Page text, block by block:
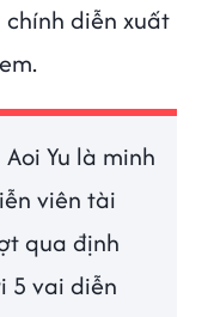
diễn xuất
Yu là minh
viên tài
qua định
5 vai diễn